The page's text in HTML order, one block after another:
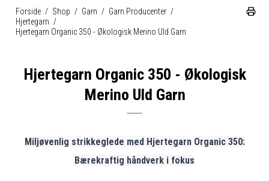
Forside / Shop / Garn / Garn Producenter /
Hjertegarn /
Hjertegarn Organic 350 - Økologisk Merino Uld Garn
Hjertegarn Organic 350 - Økologisk
Merino Uld Garn
Miljøvenlig strikkeglede med Hjertegarn Organic 350:
Bærekraftig håndverk i fokus